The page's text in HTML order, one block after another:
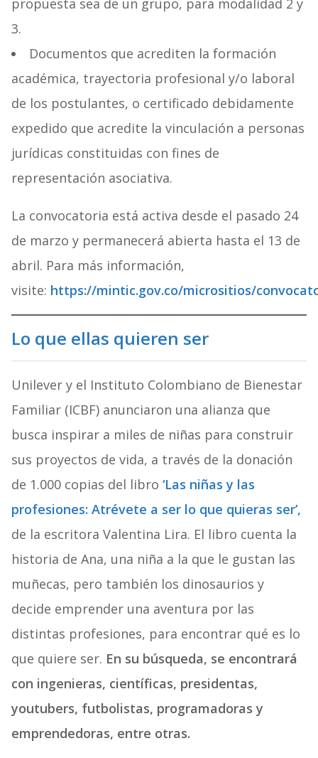
propuesta sea de un grupo, para modalidad 2 y
3.
Documentos que acrediten la formación
académica, trayectoria profesional y/o laboral
de los postulantes, o certificado debidamente
expedido que acredite la vinculación a personas
jurídicas constituidas con fines de
representación asociativa.
La convocatoria está activa desde el pasado 24
de marzo y permanecerá abierta hasta el 13 de
abril. Para más información,
visite: https://mintic.gov.co/micrositios/
Lo que ellas quieren ser
Unilever y el Instituto Colombiano de Bienestar
Familiar (ICBF) anunciaron una alianza que
busca inspirar a miles de niñas para construir
sus proyectos de vida, a través de la donación
de 1.000 copias del libro ‘Las niñas y las
profesiones: Atrévete a ser lo que quieras ser’,
de la escritora Valentina Lira. El libro cuenta la
historia de Ana, una niña a la que le gustan las
muñecas, pero también los dinosaurios y
decide emprender una aventura por las
distintas profesiones, para encontrar qué es lo
que quiere ser. En su búsqueda, se encontrará
con ingenieras, científicas, presidentas,
youtubers, futbolistas, programadoras y
emprendedoras, entre otras.